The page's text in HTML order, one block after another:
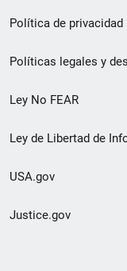
pie
de
página
Política de privacidad
Políticas legales y
Ley No FEAR
Ley de Libertad de
USA.gov
Justice.gov